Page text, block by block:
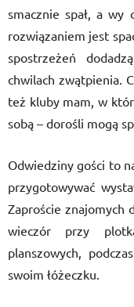
smacznie spał, a wy
rozwiązaniem jest
spostrzeżeń
chwilach zwątpienia.
też kluby mam, w
sobą – dorośli mogą
Odwiedziny gości to
przygotowywać
Zaproście znajomych
wieczór przy
planszowych,
swoim łóżeczku.